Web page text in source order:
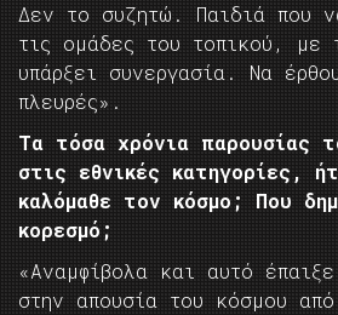
Δεν το συζητώ. Παιδιά που
τις ομάδες του τοπικού, με
υπάρξει συνεργασία. Να
πλευρές».
Τα τόσα χρόνια παρουσίας
στις εθνικές κατηγορίες,
καλόμαθε τον κόσμο; Που
κορεσμό;
«Αναμφίβολα και αυτό
στην απουσία του κόσμου